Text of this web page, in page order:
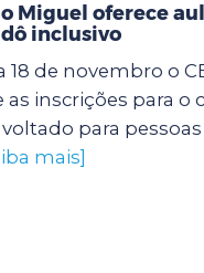
Miguel oferece
inclusivo
18 de novembro o
as inscrições para o
para
mais]